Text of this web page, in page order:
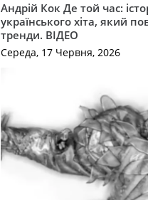
Андрій Кок Де той час:
українського хіта, який
тренди. ВІДЕО
Середа, 17 Червня, 2026